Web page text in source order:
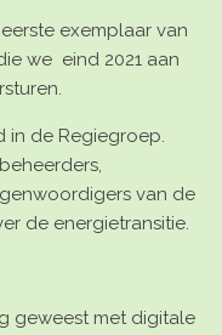
exemplaar van
we eind 2021 aan
in de Regiegroep.
van de
de energietransitie.
geweest met digitale